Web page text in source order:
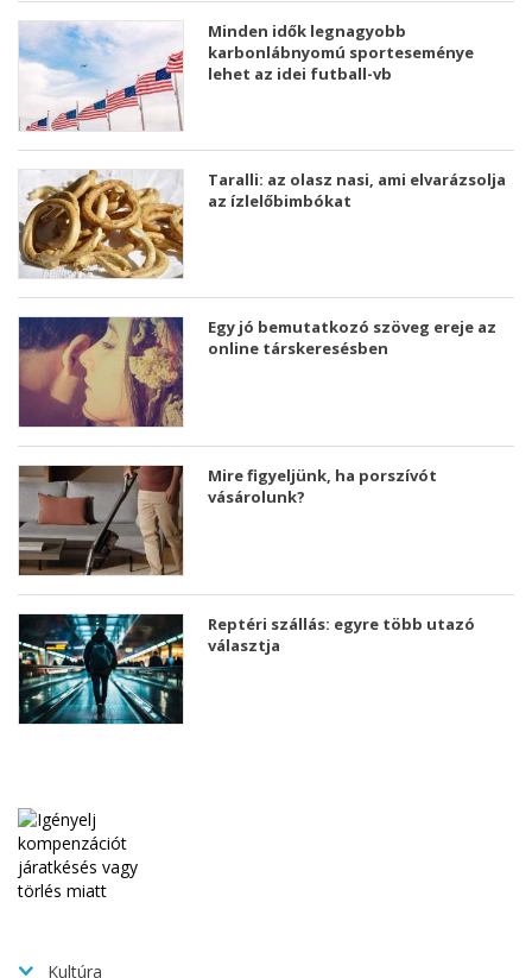
Minden idők legnagyobb
karbonlábnyomú sporteseménye
lehet az idei futball-vb
Taralli: az olasz nasi, ami elvarázsolja
az ízlelőbimbókat
Egy jó bemutatkozó szöveg ereje az
online társkeresésben
Mire figyeljünk, ha porszívót
vásárolunk?
Reptéri szállás: egyre több utazó
választja
Kultúra